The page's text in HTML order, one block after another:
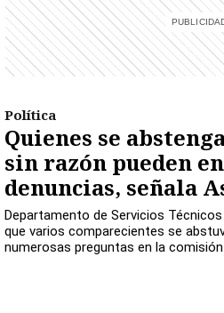
Política
Quienes se
sin razón pueden
denuncias, señala
Departamento de Servicios
que varios comparecientes se
numerosas preguntas en la